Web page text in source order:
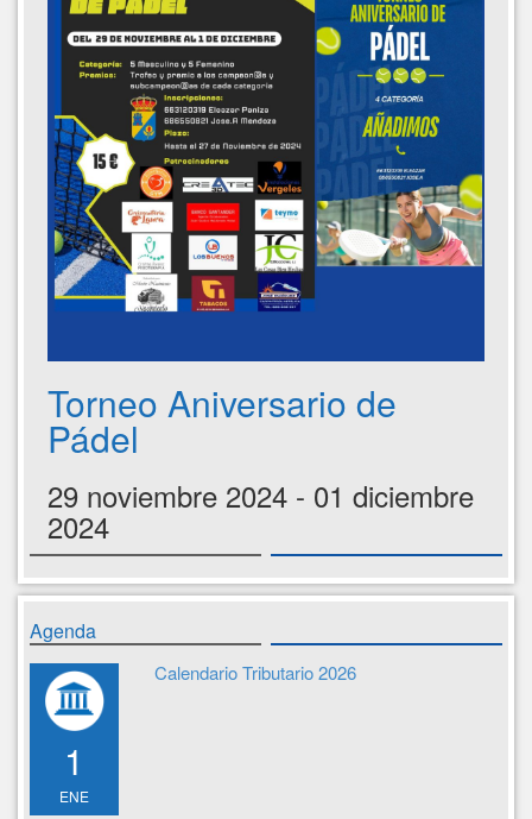
Torneo Aniversario de
Pádel
29 noviembre 2024 - 01 diciembre
2024
Agenda
1
ENE
Calendario Tributario 2026